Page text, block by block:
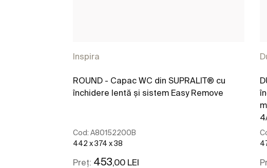
Inspira
ROUND - Capac WC din SUPRALIT® cu
închidere lentă și sistem Easy Remove
Cod: A80152200B
442 x 374 x 38
Preț: 453 ,00 LEI